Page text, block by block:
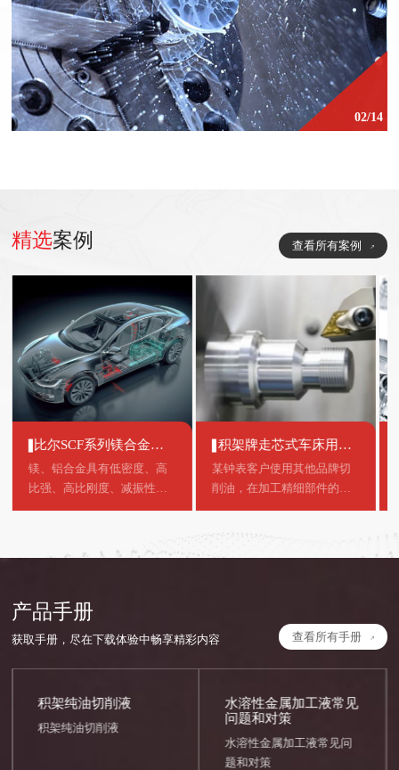
02/14
精选案例 查看所有案例
比尔SCF系列镁合金、
镁铝合金切削液应用推
广
镁、铝合金具有低密度、高
比强、高比刚度、减振性和
积架牌走芯式车床用纯
油切削液推荐
某钟表客户使用其他品牌切
削油，在加工精细部件的过
产品手册
获取手册，尽在下载体验中畅享精彩内容 查看所有手册
积架纯油切削液
积架纯油切削液
水溶性金属加工液常见
问题和对策
水溶性金属加工液常见问
题和对策